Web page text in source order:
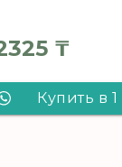
₸
Купить в